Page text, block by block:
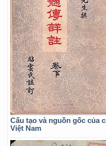
Cấu tạo và nguồn gốc của
Việt Nam